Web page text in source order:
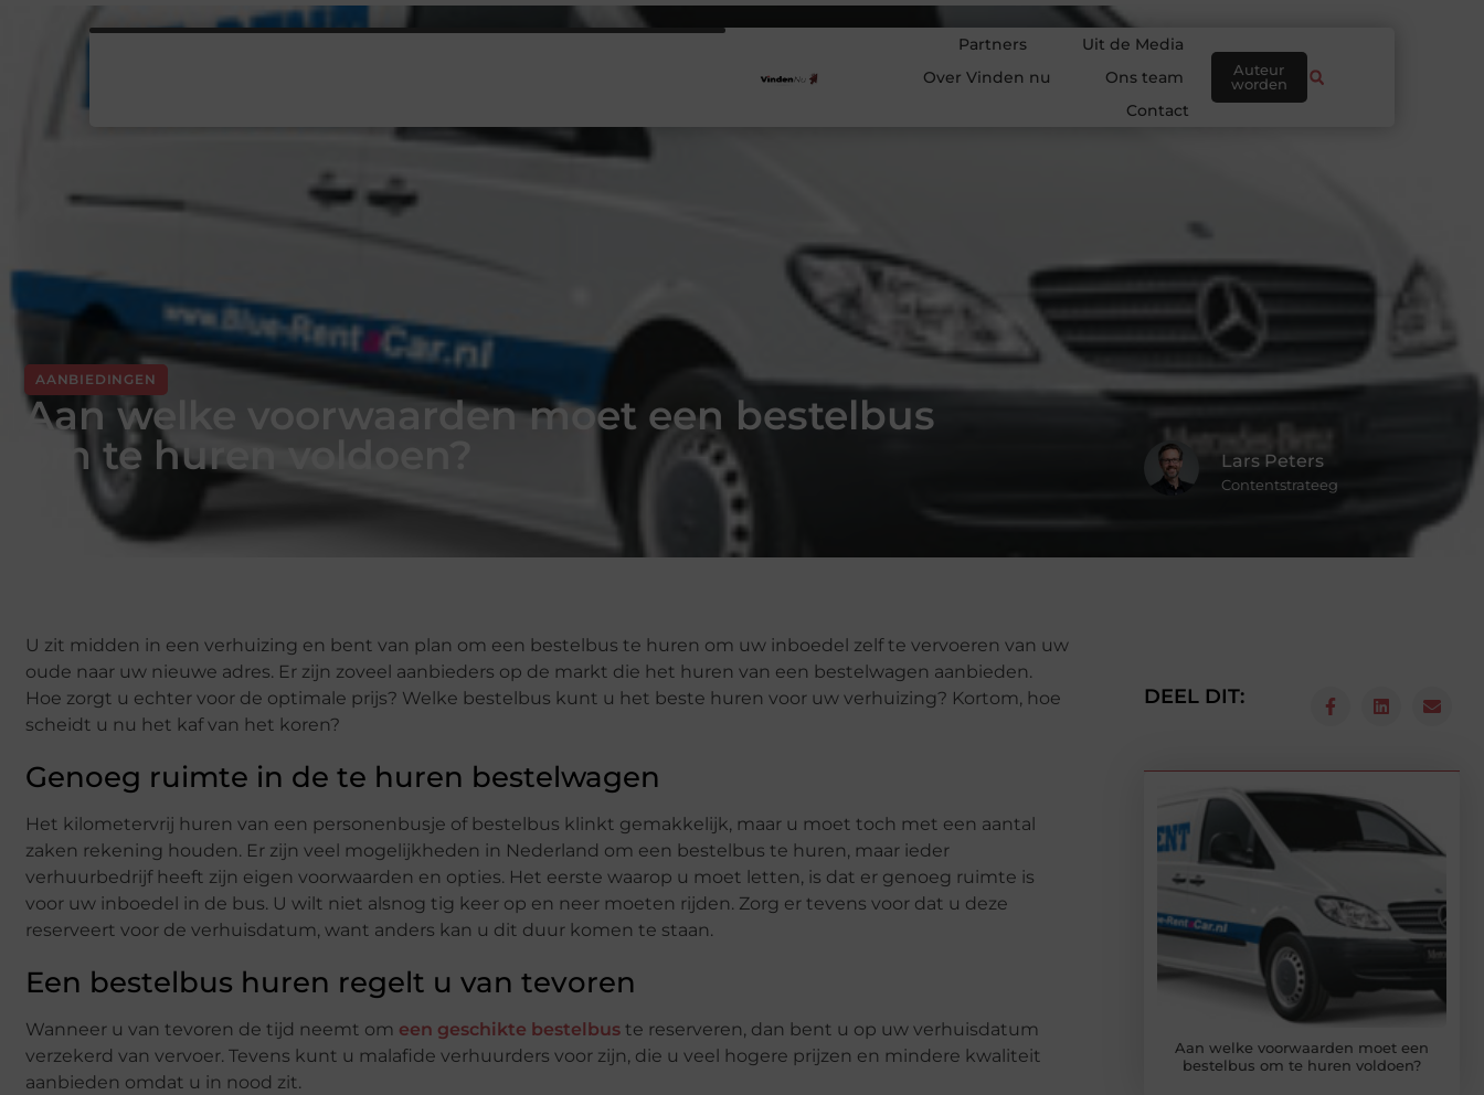
Partners
Uit de Media
Over Vinden nu
Ons team
Contact
Auteur
worden
AANBIEDINGEN
Aan welke voorwaarden moet een bestelbus
om te huren voldoen?
Lars Peters
Contentstrateeg
U zit midden in een verhuizing en bent van plan om een bestelbus te huren om uw inboedel zelf te vervoeren van uw
oude naar uw nieuwe adres. Er zijn zoveel aanbieders op de markt die het huren van een bestelwagen aanbieden.
Hoe zorgt u echter voor de optimale prijs? Welke bestelbus kunt u het beste huren voor uw verhuizing? Kortom, hoe
scheidt u nu het kaf van het koren?
Genoeg ruimte in de te huren bestelwagen
Het kilometervrij huren van een personenbusje of bestelbus klinkt gemakkelijk, maar u moet toch met een aantal
zaken rekening houden. Er zijn veel mogelijkheden in Nederland om een bestelbus te huren, maar ieder
verhuurbedrijf heeft zijn eigen voorwaarden en opties. Het eerste waarop u moet letten, is dat er genoeg ruimte is
voor uw inboedel in de bus. U wilt niet alsnog tig keer op en neer moeten rijden. Zorg er tevens voor dat u deze
reserveert voor de verhuisdatum, want anders kan u dit duur komen te staan.
Een bestelbus huren regelt u van tevoren
Wanneer u van tevoren de tijd neemt om een geschikte bestelbus te reserveren, dan bent u op uw verhuisdatum
verzekerd van vervoer. Tevens kunt u malafide verhuurders voor zijn, die u veel hogere prijzen en mindere kwaliteit
aanbieden omdat u in nood zit.
DEEL DIT:
Aan welke voorwaarden moet een
bestelbus om te huren voldoen?